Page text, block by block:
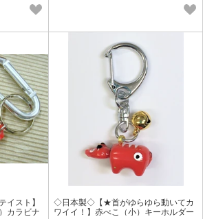
スト】
カラビナ
◇日本製◇【★首がゆらゆら動いてカ
ワイイ！】赤べこ（小）キーホルダー